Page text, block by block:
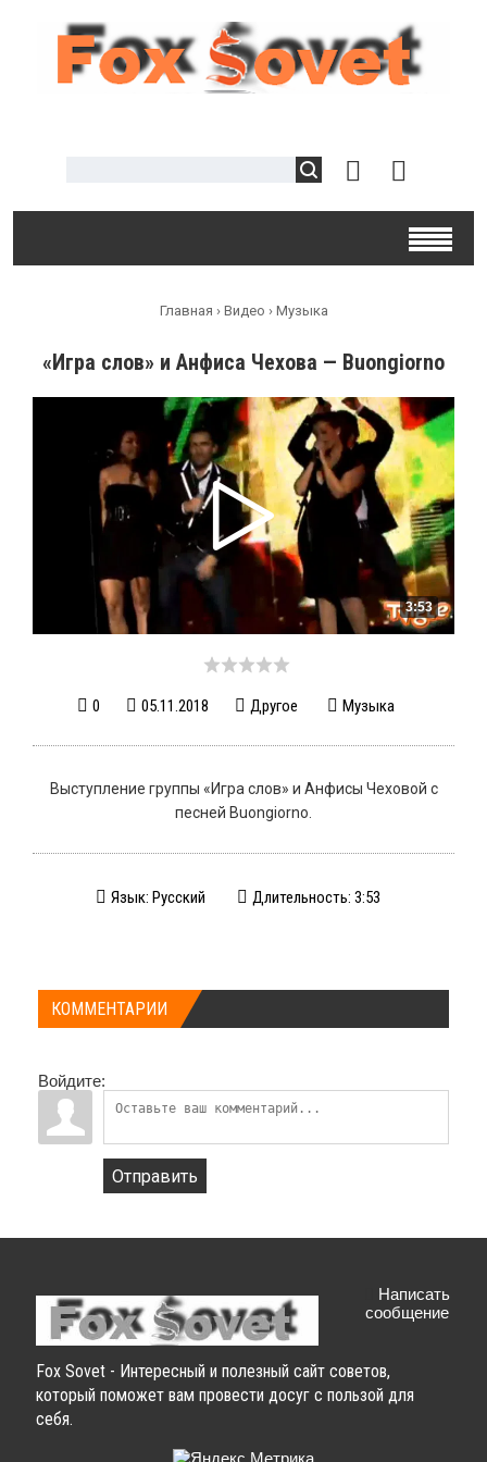
Главная › Видео › Музыка
«Игра слов» и Анфиса Чехова — Buongiorno
3:53
0 05.11.2018 Другое Музыка
Выступление группы «Игра слов» и Анфисы Чеховой с
песней Buongiorno.
Язык: Русский Длительность: 3:53
КОММЕНТАРИИ
Войдите:
Отправить
Fox Sovet - Интересный и полезный сайт советов,
который поможет вам провести досуг с пользой для
себя.
Написать
сообщение